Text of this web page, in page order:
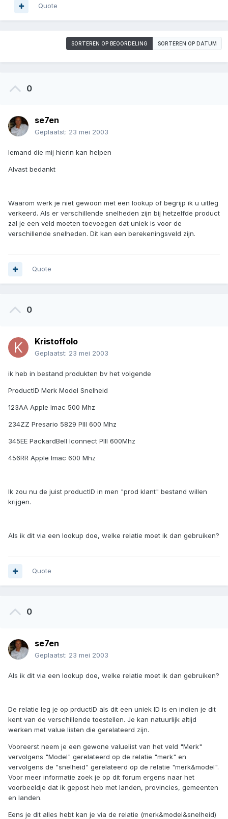
Quote
SORTEREN OP BEOORDELING SORTEREN OP DATUM
0
se7en
Geplaatst: 23 mei 2003
Iemand die mij hierin kan helpen
Alvast bedankt
Waarom werk je niet gewoon met een lookup of begrijp ik u uitleg
verkeerd. Als er verschillende snelheden zijn bij hetzelfde product
zal je een veld moeten toevoegen dat uniek is voor de
verschillende snelheden. Dit kan een berekeningsveld zijn.
Quote
0
Kristoffolo
Geplaatst: 23 mei 2003
ik heb in bestand produkten bv het volgende
ProductID Merk Model Snelheid
123AA Apple Imac 500 Mhz
234ZZ Presario 5829 PIII 600 Mhz
345EE PackardBell Iconnect PIII 600Mhz
456RR Apple Imac 600 Mhz
Ik zou nu de juist productID in men "prod klant" bestand willen
krijgen.
Als ik dit via een lookup doe, welke relatie moet ik dan gebruiken?
Quote
0
se7en
Geplaatst: 23 mei 2003
Als ik dit via een lookup doe, welke relatie moet ik dan gebruiken?
De relatie leg je op prductID als dit een uniek ID is en indien je dit
kent van de verschillende toestellen. Je kan natuurlijk altijd
werken met value listen die gerelateerd zijn.
Vooreerst neem je een gewone valuelist van het veld "Merk"
vervolgens "Model" gerelateerd op de relatie "merk" en
vervolgens de "snelheid" gerelateerd op de relatie "merk&model".
Voor meer informatie zoek je op dit forum ergens naar het
voorbeeldje dat ik gepost heb met landen, provincies, gemeenten
en landen.
Eens je dit alles hebt kan je via de relatie (merk&model&snelheid)